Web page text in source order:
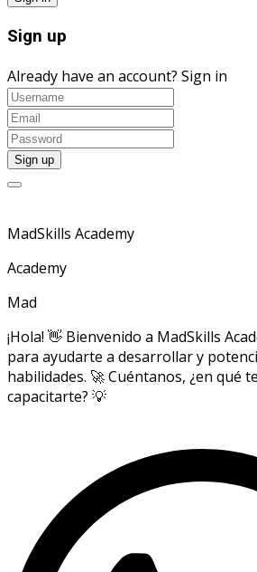
Sign up
Already have an account? Sign in
MadSkills Academy
Academy
Mad
¡Hola! 👋 Bienvenido a MadSkills
para ayudarte a desarrollar y
habilidades. 🚀 Cuéntanos, ¿en qué
capacitarte? 💡